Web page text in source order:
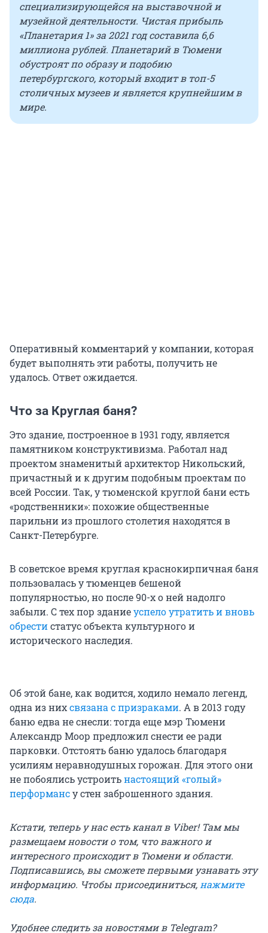
специализирующейся на выставочной и
музейной деятельности. Чистая прибыль
«Планетария 1» за 2021 год составила 6,6
миллиона рублей. Планетарий в Тюмени
обустроят по образу и подобию
петербургского, который входит в топ-5
столичных музеев и является крупнейшим в
мире.
Оперативный комментарий у компании, которая
будет выполнять эти работы, получить не
удалось. Ответ ожидается.
Что за Круглая баня?
Это здание, построенное в 1931 году, является
памятником конструктивизма. Работал над
проектом знаменитый архитектор Никольский,
причастный и к другим подобным проектам по
всей России. Так, у тюменской круглой бани есть
«родственники»: похожие общественные
парильни из прошлого столетия находятся в
Санкт-Петербурге.
В советское время круглая краснокирпичная баня
пользовалась у тюменцев бешеной
популярностью, но после 90-х о ней надолго
забыли. С тех пор зданиеуспело утратить и вновь
обрестистатус объекта культурного и
исторического наследия.
Об этой бане, как водится, ходило немало легенд,
одна из нихсвязана с призраками. А в 2013 году
баню едва не снесли: тогда еще мэр Тюмени
Александр Моор предложил снести ее ради
парковки. Отстоять баню удалось благодаря
усилиям неравнодушных горожан. Для этого они
не побоялись устроитьнастоящий «голый»
перформансу стен заброшенного здания.
Кстати, теперь у нас есть канал в Viber! Там мы
размещаем новости о том, что важного и
интересного происходит в Тюмени и области.
Подписавшись, вы сможете первыми узнавать эту
информацию. Чтобы присоединиться,нажмите
сюда.
Удобнее следить за новостями в Telegram?